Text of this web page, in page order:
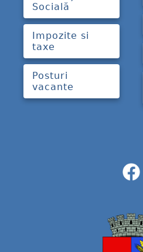
Socială
Impozite si
taxe
Posturi
vacante